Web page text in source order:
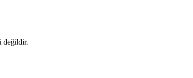
değildir.